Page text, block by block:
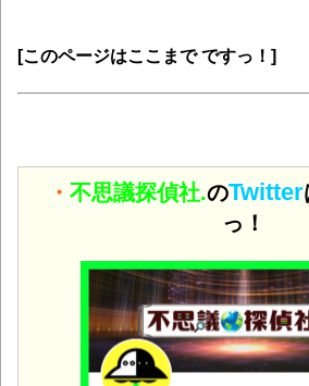
[このページはここまで ですっ！]
・ 不思議探偵社.のTwitter
っ！